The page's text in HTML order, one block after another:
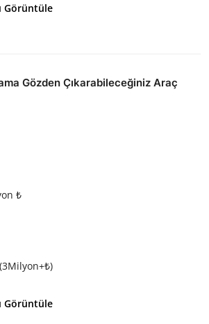
Görüntüle
Gözden Çıkarabileceğiniz Araç
₺
Görüntüle